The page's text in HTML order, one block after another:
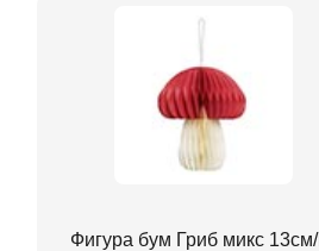
Фигура бум Гриб микс